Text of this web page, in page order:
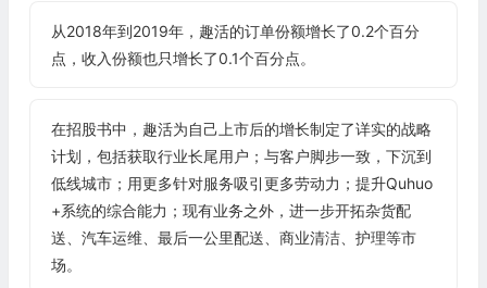
从2018年到2019年，趣活的订单份额增长了0.2个百分
点，收入份额也只增长了0.1个百分点。
在招股书中，趣活为自己上市后的增长制定了详实的战略
计划，包括获取行业长尾用户；与客户脚步一致，下沉到
低线城市；用更多针对服务吸引更多劳动力；提升Quhuo
+系统的综合能力；现有业务之外，进一步开拓杂货配
送、汽车运维、最后一公里配送、商业清洁、护理等市
场。